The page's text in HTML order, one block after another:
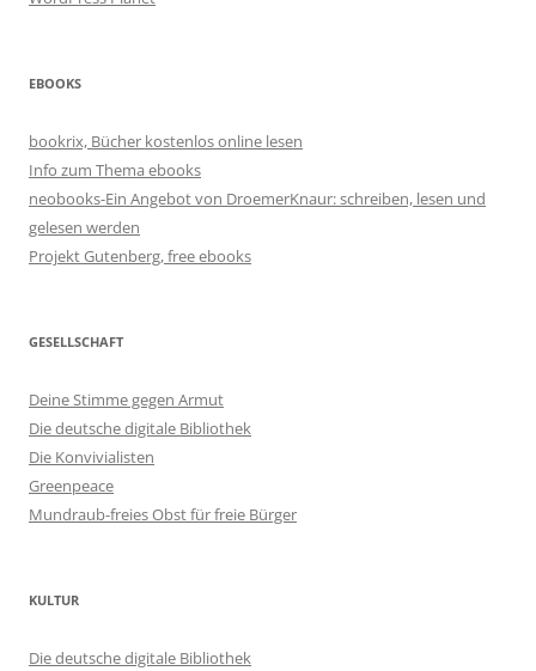
EBOOKS
bookrix, Bücher kostenlos online lesen
Info zum Thema ebooks
neobooks-Ein Angebot von DroemerKnaur: schreiben, lesen und
gelesen werden
Projekt Gutenberg, free ebooks
GESELLSCHAFT
Deine Stimme gegen Armut
Die deutsche digitale Bibliothek
Die Konvivialisten
Greenpeace
Mundraub-freies Obst für freie Bürger
KULTUR
Die deutsche digitale Bibliothek